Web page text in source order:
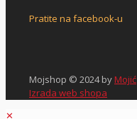
Pratite na facebook-u
Mojshop © 2024 byMojić
Izrada web shopa
✕